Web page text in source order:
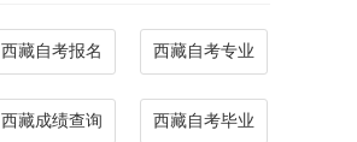
西藏自考报名 西藏自考专业
西藏成绩查询 西藏自考毕业